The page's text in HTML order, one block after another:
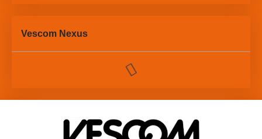
Vescom Nexus